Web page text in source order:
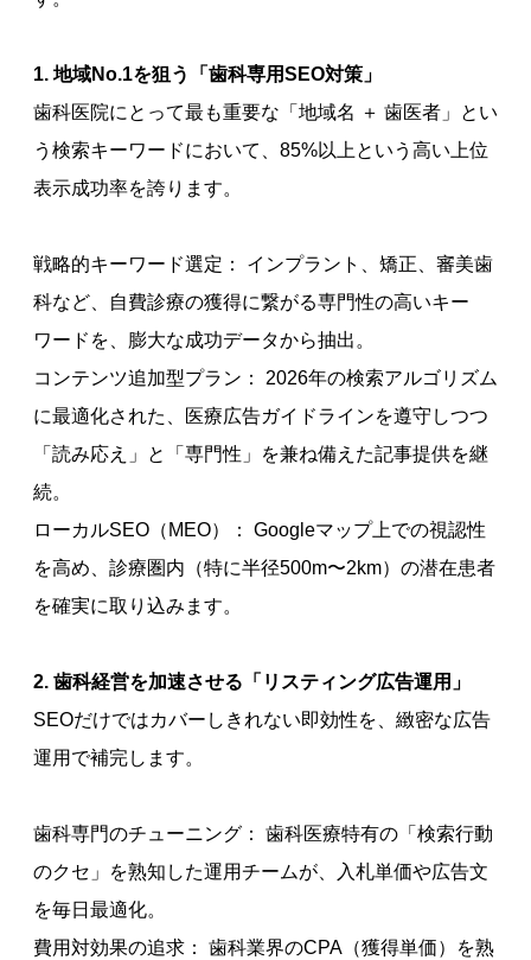
1. 地域No.1を狙う「歯科専用SEO対策」
歯科医院にとって最も重要な「地域名 ＋ 歯医者」とい
う検索キーワードにおいて、85%以上という高い上位
表示成功率を誇ります。
戦略的キーワード選定： インプラント、矯正、審美歯
科など、自費診療の獲得に繋がる専門性の高いキー
ワードを、膨大な成功データから抽出。
コンテンツ追加型プラン： 2026年の検索アルゴリズム
に最適化された、医療広告ガイドラインを遵守しつつ
「読み応え」と「専門性」を兼ね備えた記事提供を継
続。
ローカルSEO（MEO）： Googleマップ上での視認性
を高め、診療圏内（特に半径500m〜2km）の潜在患者
を確実に取り込みます。
2. 歯科経営を加速させる「リスティング広告運用」
SEOだけではカバーしきれない即効性を、緻密な広告
運用で補完します。
歯科専門のチューニング： 歯科医療特有の「検索行動
のクセ」を熟知した運用チームが、入札単価や広告文
を毎日最適化。
費用対効果の追求： 歯科業界のCPA（獲得単価）を熟